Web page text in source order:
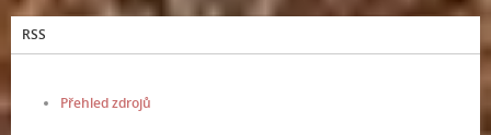
RSS
Přehled zdrojů